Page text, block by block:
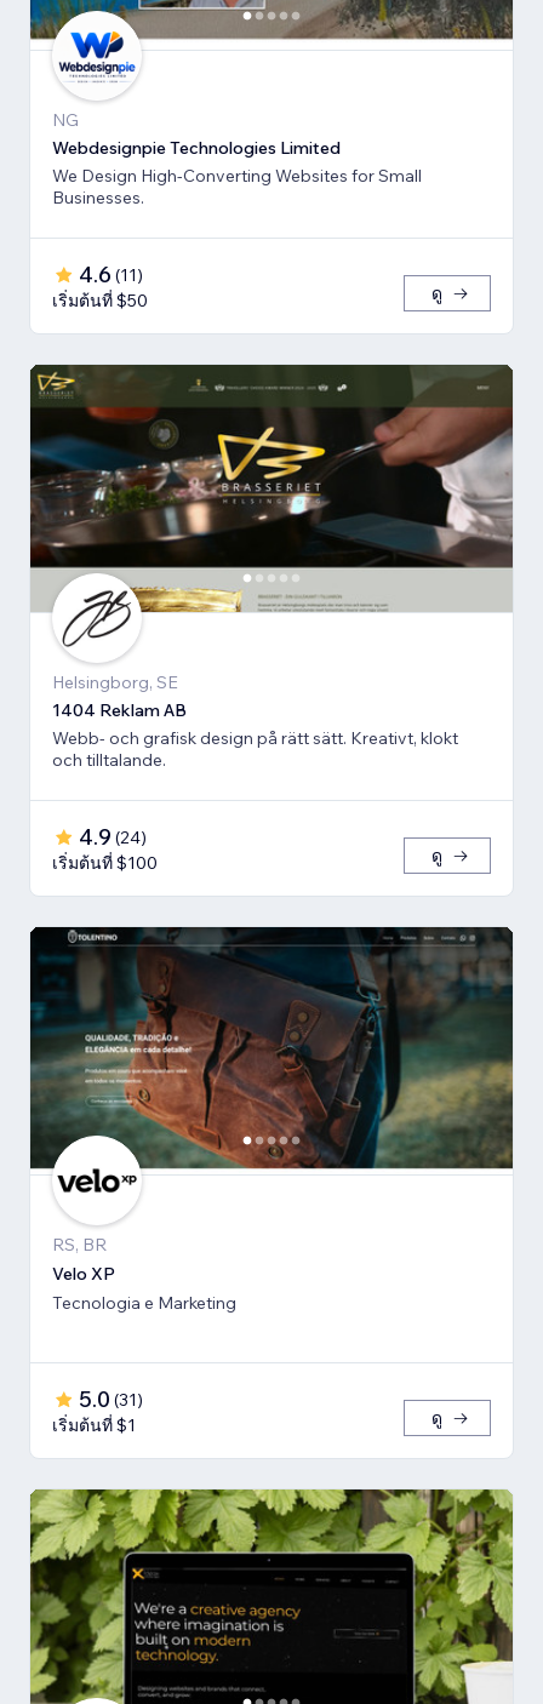
NG
Webdesignpie Technologies Limited
We Design High-Converting Websites for Small
Businesses.
4.6 (11)
เริ่มต้นที่ $50
ดู
Helsingborg, SE
1404 Reklam AB
Webb- och grafisk design på rätt sätt. Kreativt, klokt
och tilltalande.
4.9 (24)
เริ่มต้นที่ $100
ดู
RS, BR
Velo XP
Tecnologia e Marketing
5.0 (31)
เริ่มต้นที่ $1
ดู